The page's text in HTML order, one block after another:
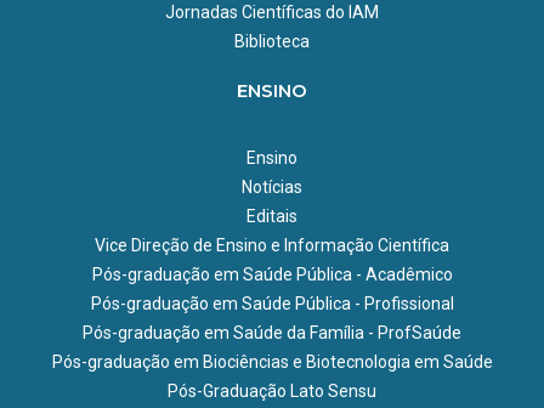
Jornadas Científicas do IAM
Biblioteca
ENSINO
Ensino
Notícias
Editais
Vice Direção de Ensino e Informação Científica
Pós-graduação em Saúde Pública - Acadêmico
Pós-graduação em Saúde Pública - Profissional
Pós-graduação em Saúde da Família - ProfSaúde
Pós-graduação em Biociências e Biotecnologia em Saúde
Pós-Graduação Lato Sensu